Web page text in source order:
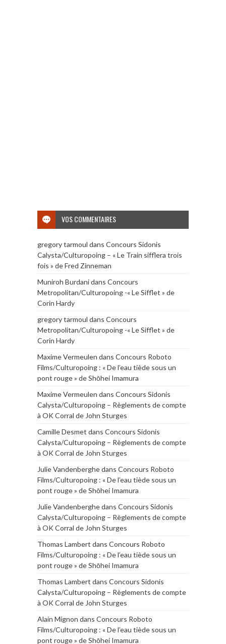
VOS COMMENTAIRES
gregory tarmoul dans Concours Sidonis
Calysta/Culturopoing – « Le Train sifflera trois
fois » de Fred Zinneman
Muniroh Burdanidans Concours
Metropolitan/Culturopoing -« Le Sifflet » de
Corin Hardy
gregory tarmoul dans Concours
Metropolitan/Culturopoing -« Le Sifflet » de
Corin Hardy
Maxime Vermeulen dans Concours Roboto
Films/Culturopoing : « De l’eau tiède sous un
pont rouge » de Shōhei Imamura
Maxime Vermeulen dans Concours Sidonis
Calysta/Culturopoing – Règlements de compte
à OK Corral de John Sturges
Camille Desmet dans Concours Sidonis
Calysta/Culturopoing – Règlements de compte
à OK Corral de John Sturges
Julie Vandenberghedans Concours Roboto
Films/Culturopoing : « De l’eau tiède sous un
pont rouge » de Shōhei Imamura
Julie Vandenberghedans Concours Sidonis
Calysta/Culturopoing – Règlements de compte
à OK Corral de John Sturges
Thomas Lambert dans Concours Roboto
Films/Culturopoing : « De l’eau tiède sous un
pont rouge » de Shōhei Imamura
Thomas Lambert dans Concours Sidonis
Calysta/Culturopoing – Règlements de compte
à OK Corral de John Sturges
Alain Mignon dans Concours Roboto
Films/Culturopoing : « De l’eau tiède sous un
pont rouge » de Shōhei Imamura